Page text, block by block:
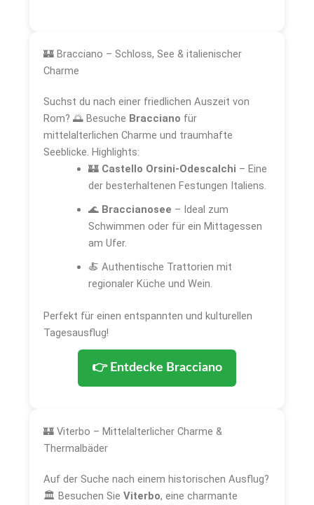
🏰 Bracciano – Schloss, See & italienischer
Charme
Suchst du nach einer friedlichen Auszeit von
Rom? 🌅 Besuche Bracciano für
mittelalterlichen Charme und traumhafte
Seeblicke. Highlights:
🏰 Castello Orsini-Odescalchi – Eine
der besterhaltenen Festungen Italiens.
🌊 Braccianosee – Ideal zum
Schwimmen oder für ein Mittagessen
am Ufer.
🍝 Authentische Trattorien mit
regionaler Küche und Wein.
Perfekt für einen entspannten und kulturellen
Tagesausflug!
👉 Entdecke Bracciano
🏰 Viterbo – Mittelalterlicher Charme &
Thermalbäder
Auf der Suche nach einem historischen Ausflug?
🏛️ Besuchen SieViterbo, eine charmante